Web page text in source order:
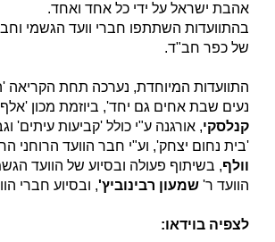
אהבת ישראל על ידי כל אחד ואחד.
בהתוועדות השתתפו חברי וועד הגשמי
של כפר חב"ד.
התוועדות המיוחדת, נערכה תחת הקריאה
נעים שבת אחים גם יחד', ביוזמת מכון
קנלסקי, אורגנה ע"י כולל 'קביעות עיתים'
'בית נחום יצחק', וע"י חבר הוועד הרוחני
וולף, בשיתוף פעולה ובסיוע של הוועד
הוועד ר' שמעון רבינוביץ', ובסיוע חברי
לצפיה בוידאו: